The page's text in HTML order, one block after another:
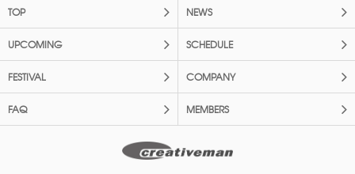
TOP NEWS
UPCOMING SCHEDULE
FESTIVAL COMPANY
FAQ MEMBERS